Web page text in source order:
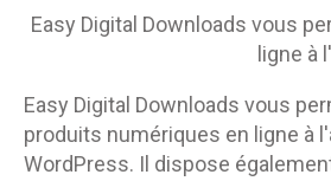
Easy Digital Downloads vous
ligne à
Easy Digital Downloads vous
produits numériques en ligne à
WordPress. Il dispose